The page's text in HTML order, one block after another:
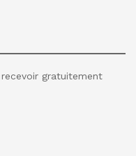
gratuitement